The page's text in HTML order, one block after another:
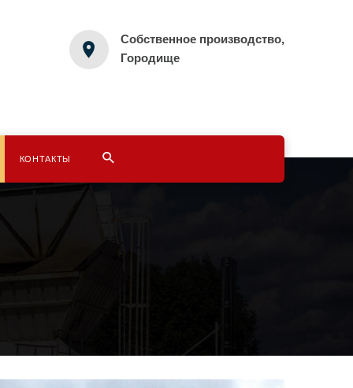
Собственное производство,
Городище
КОНТАКТЫ